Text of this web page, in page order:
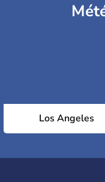
Los Angeles